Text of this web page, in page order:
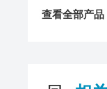
查看全部产品